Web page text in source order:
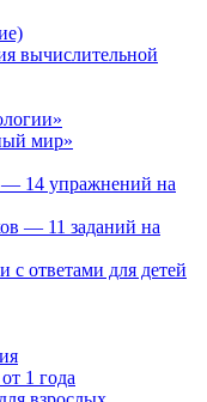
вычислительной
мир»
— 14 упражнений на
— 11 заданий на
с ответами для детей
1 года